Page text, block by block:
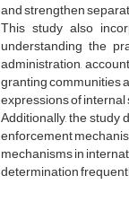
and strengthen
This study also
understanding the
administration,
granting communities
expressions of
Additionally, the study
enforcement
mechanisms in
determination